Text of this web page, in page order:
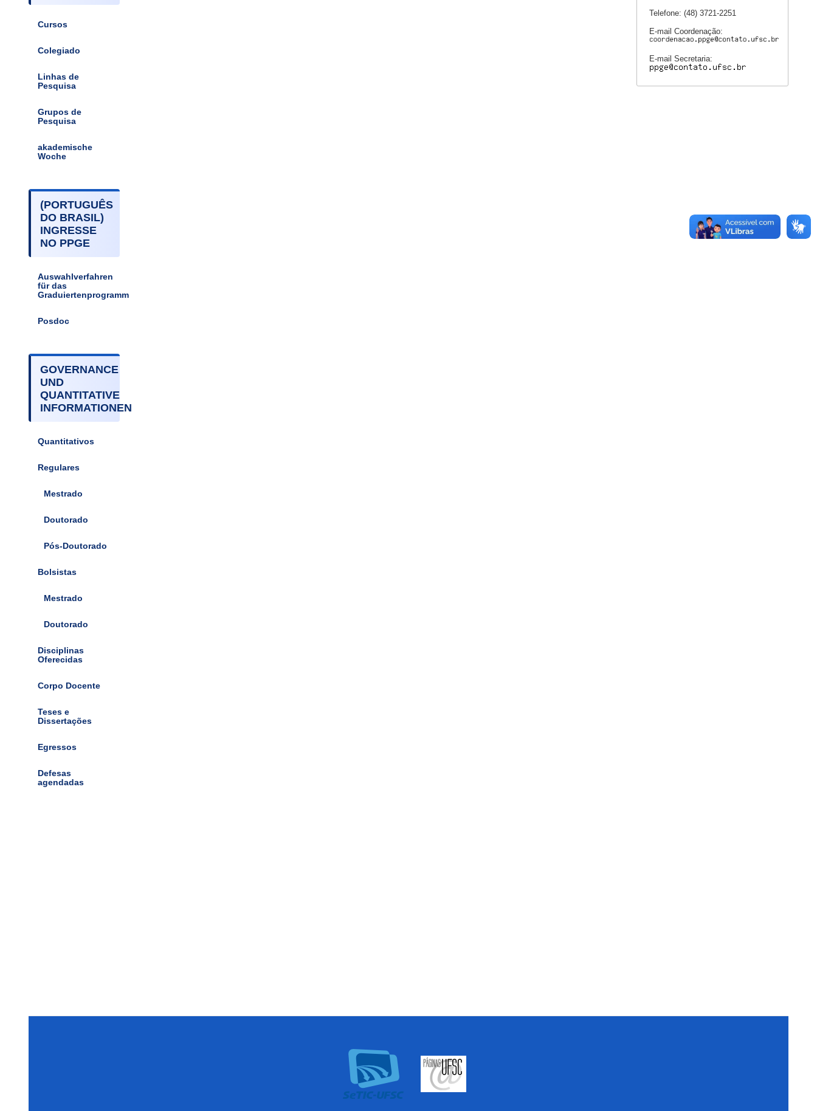
Cursos
Colegiado
Linhas de
Pesquisa
Grupos de
Pesquisa
akademische
Woche
(PORTUGUÊS
DO BRASIL)
INGRESSE
NO PPGE
Auswahlverfahren
für das
Graduiertenprogramm
Posdoc
GOVERNANCE
UND
QUANTITATIVE
INFORMATIONEN
Quantitativos
Regulares
Mestrado
Doutorado
Pós-Doutorado
Bolsistas
Mestrado
Doutorado
Disciplinas
Oferecidas
Corpo Docente
Teses e
Dissertações
Egressos
Defesas
agendadas
Telefone: (48) 3721-2251
E-mail Coordenação:
E-mail Secretaria: